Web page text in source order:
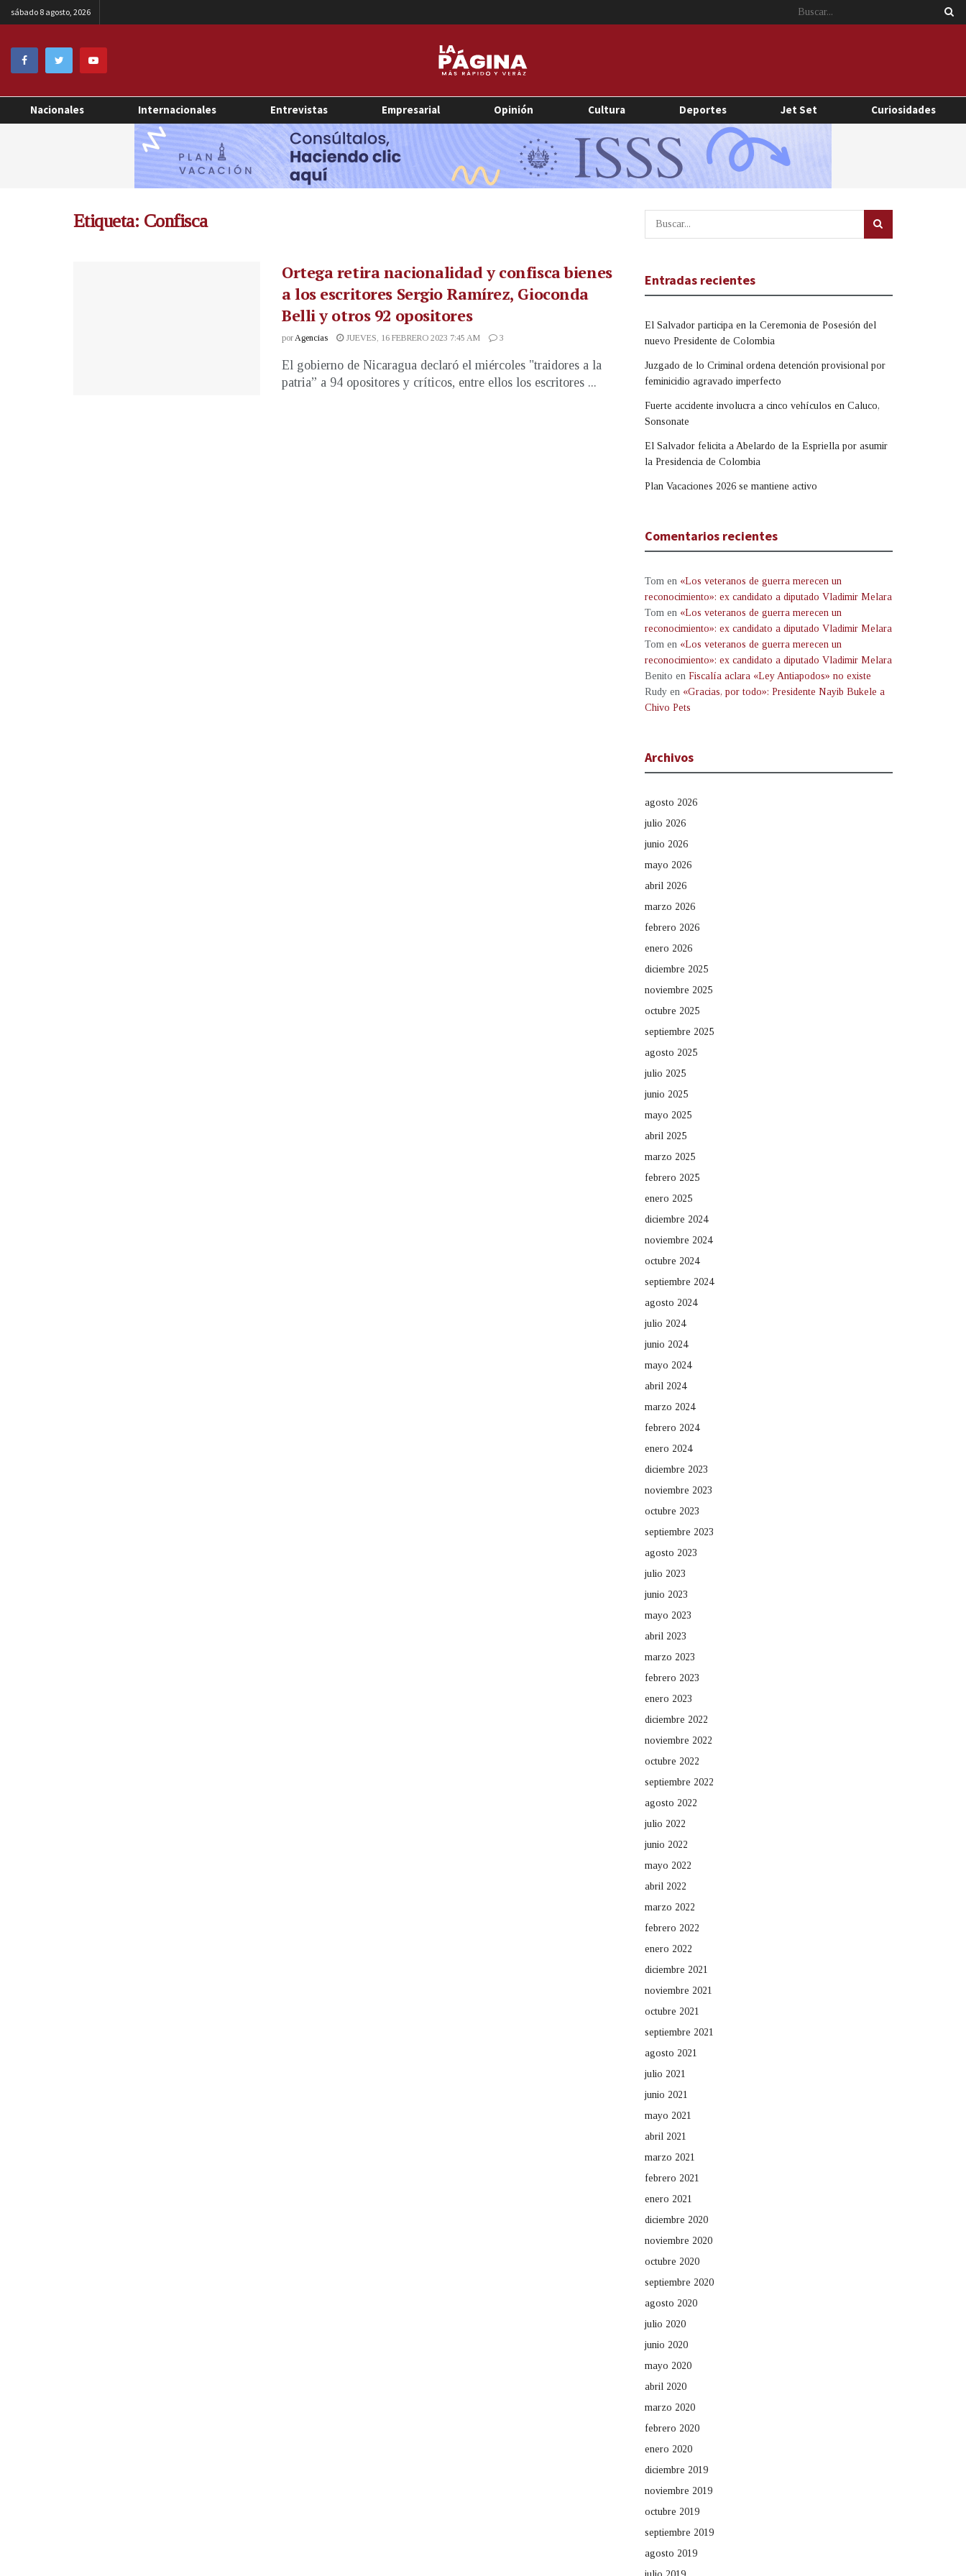
sábado 8 agosto, 2026
Nacionales Internacionales Entrevistas Empresarial Opinión Cultura Deportes Jet Set Curiosidades
Etiqueta: Confisca
Ortega retira nacionalidad y confisca bienes
a los escritores Sergio Ramírez, Gioconda
Belli y otros 92 opositores
porAgencias JUEVES, 16 FEBRERO 2023 7:45 AM 3
El gobierno de Nicaragua declaró el miércoles "traidores a la
patria” a 94 opositores y críticos, entre ellos los escritores ...
Entradas recientes
El Salvador participa en la Ceremonia de Posesión del
nuevo Presidente de Colombia
Juzgado de lo Criminal ordena detención provisional por
feminicidio agravado imperfecto
Fuerte accidente involucra a cinco vehículos en Caluco,
Sonsonate
El Salvador felicita a Abelardo de la Espriella por asumir
la Presidencia de Colombia
Plan Vacaciones 2026 se mantiene activo
Comentarios recientes
Tom en «Los veteranos de guerra merecen un
reconocimiento»: ex candidato a diputado Vladimir Melara
Tom en «Los veteranos de guerra merecen un
reconocimiento»: ex candidato a diputado Vladimir Melara
Tom en «Los veteranos de guerra merecen un
reconocimiento»: ex candidato a diputado Vladimir Melara
Benito en Fiscalía aclara «Ley Antiapodos» no existe
Rudy en «Gracias, por todo»: Presidente Nayib Bukele a
Chivo Pets
Archivos
agosto 2026
julio 2026
junio 2026
mayo 2026
abril 2026
marzo 2026
febrero 2026
enero 2026
diciembre 2025
noviembre 2025
octubre 2025
septiembre 2025
agosto 2025
julio 2025
junio 2025
mayo 2025
abril 2025
marzo 2025
febrero 2025
enero 2025
diciembre 2024
noviembre 2024
octubre 2024
septiembre 2024
agosto 2024
julio 2024
junio 2024
mayo 2024
abril 2024
marzo 2024
febrero 2024
enero 2024
diciembre 2023
noviembre 2023
octubre 2023
septiembre 2023
agosto 2023
julio 2023
junio 2023
mayo 2023
abril 2023
marzo 2023
febrero 2023
enero 2023
diciembre 2022
noviembre 2022
octubre 2022
septiembre 2022
agosto 2022
julio 2022
junio 2022
mayo 2022
abril 2022
marzo 2022
febrero 2022
enero 2022
diciembre 2021
noviembre 2021
octubre 2021
septiembre 2021
agosto 2021
julio 2021
junio 2021
mayo 2021
abril 2021
marzo 2021
febrero 2021
enero 2021
diciembre 2020
noviembre 2020
octubre 2020
septiembre 2020
agosto 2020
julio 2020
junio 2020
mayo 2020
abril 2020
marzo 2020
febrero 2020
enero 2020
diciembre 2019
noviembre 2019
octubre 2019
septiembre 2019
agosto 2019